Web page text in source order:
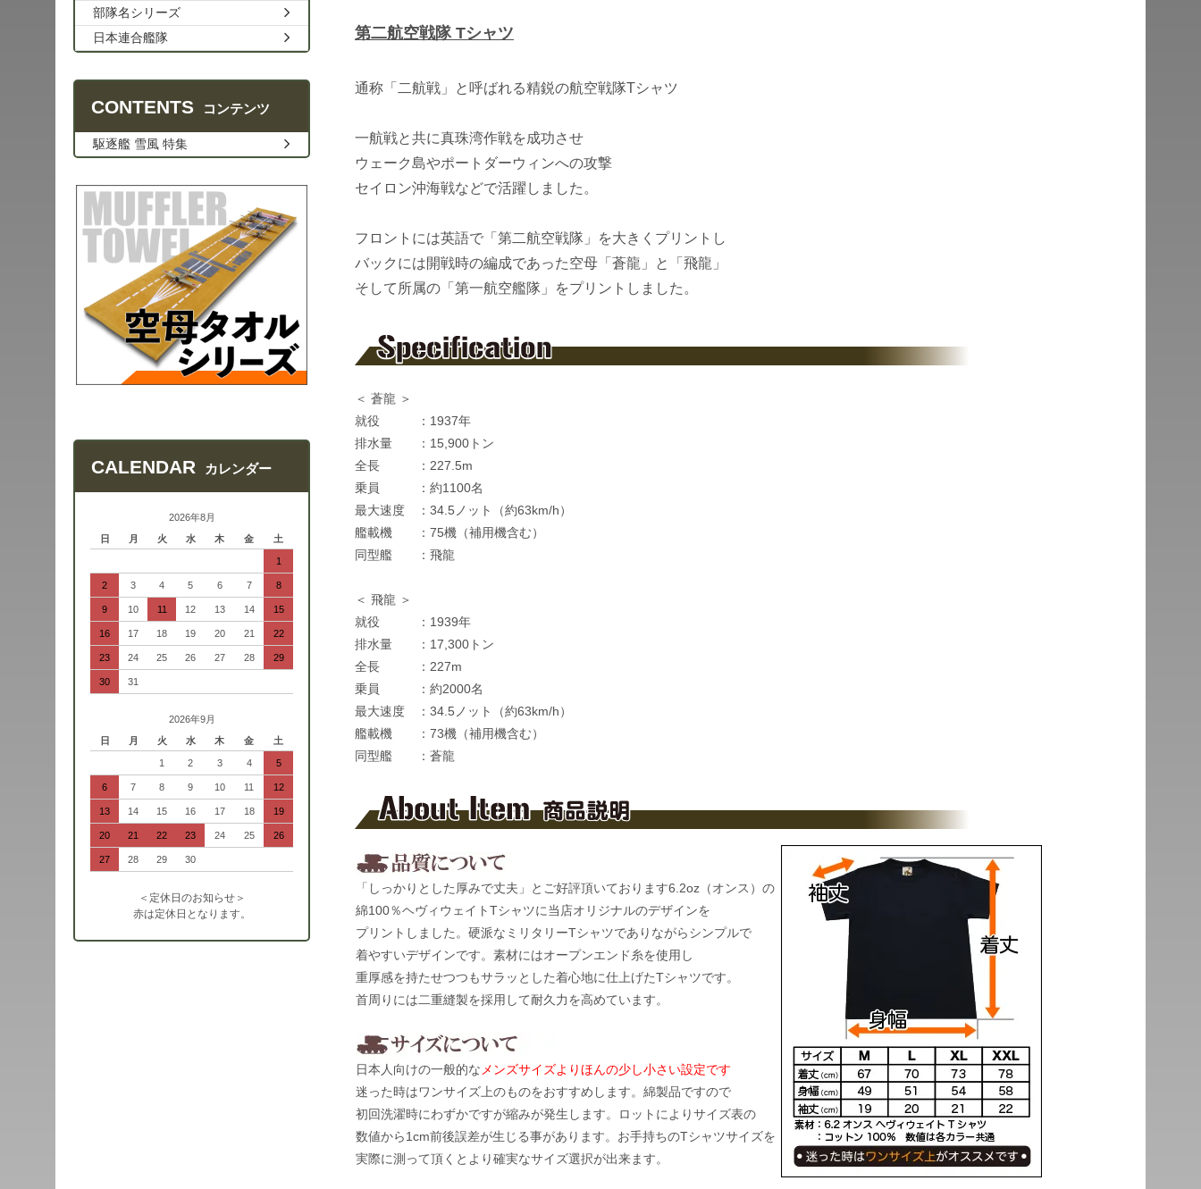
第二航空戦隊 Tシャツ
通称「二航戦」と呼ばれる精鋭の航空戦隊Tシャツ
一航戦と共に真珠湾作戦を成功させ
ウェーク島やポートダーウィンへの攻撃
セイロン沖海戦などで活躍しました。
フロントには英語で「第二航空戦隊」を大きくプリントし
バックには開戦時の編成であった空母「蒼龍」と「飛龍」
そして所属の「第一航空艦隊」をプリントしました。
＜ 蒼龍 ＞
就役 ：1937年
排水量 ：15,900トン
全長 ：227.5m
乗員 ：約1100名
最大速度 ：34.5ノット（約63km/h）
艦載機 ：75機（補用機含む）
同型艦 ：飛龍
＜ 飛龍 ＞
就役 ：1939年
排水量 ：17,300トン
全長 ：227m
乗員 ：約2000名
最大速度 ：34.5ノット（約63km/h）
艦載機 ：73機（補用機含む）
同型艦 ：蒼龍
「しっかりとした厚みで丈夫」とご好評頂いております6.2oz（オンス）の
綿100％ヘヴィウェイトTシャツに当店オリジナルのデザインを
プリントしました。硬派なミリタリーTシャツでありながらシンプルで
着やすいデザインです。素材にはオープンエンド糸を使用し
重厚感を持たせつつもサラッとした着心地に仕上げたTシャツです。
首周りには二重縫製を採用して耐久力を高めています。
日本人向けの一般的な メンズサイズよりほんの少し小さい設定です
迷った時はワンサイズ上のものをおすすめします。綿製品ですので
初回洗濯時にわずかですが縮みが発生します。ロットによりサイズ表の
数値から1cm前後誤差が生じる事があります。お手持ちのTシャツサイズを
実際に測って頂くとより確実なサイズ選択が出来ます。
部隊名シリーズ
日本連合艦隊
CONTENTS コンテンツ
駆逐艦 雪風 特集
CALENDAR カレンダー
2026年8月
日
月 火 水 木 金 土
1
2 3 4 5 6 7 8
9 10 11 12 13 14 15
16 17 18 19 20 21 22
23 24 25 26 27 28 29
30 31
2026年9月
日
月 火 水 木 金 土
1 2 3 4 5
6 7 8 9 10 11 12
13 14 15 16 17 18 19
20 21 22 23 24 25 26
27 28 29 30
＜定休日のお知らせ＞
赤は定休日となります。